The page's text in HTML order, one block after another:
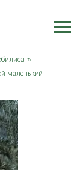
»
маленький